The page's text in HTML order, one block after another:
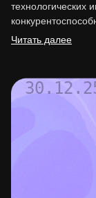
технологических
перестала быть
Читать далее